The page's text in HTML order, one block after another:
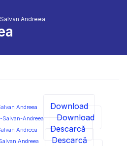
Salvan Andreea
Andreea Download
Andreea Download
Andreea Descarcă
Andreea Descarcă